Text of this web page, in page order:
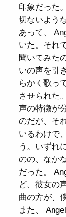
印象だった
切ないよう
あって、
いた。それ
聞いてみた
いの声を引
らかく歌っ
させられた
声の特徴が
のだが、そ
いるわけで
う。いずれ
のの、なか
だった。
ど、彼女の
曲の方が、
また、